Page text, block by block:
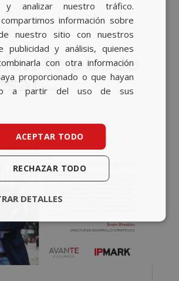
te puede
y analizar nuestro tráfico.
información sobre
nuestro sitio con nuestros
publicidad y análisis, quienes
con otra información
proporcionado o que hayan
a partir del uso de sus
ACEPTAR TODO
RECHAZAR TODO
DETALLES